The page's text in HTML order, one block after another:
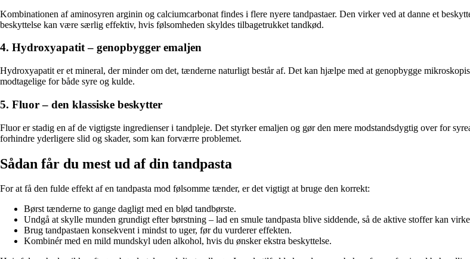
Kombinationen af aminosyren arginin og calciumcarbonat findes i flere nyere tandpastaer. Den virker ved at danne et
beskyttelse kan være særlig effektiv, hvis følsomheden skyldes tilbagetrukket tandkød.
4. Hydroxyapatit – genopbygger emaljen
Hydroxyapatit er et mineral, der minder om det, tænderne naturligt består af. Det kan hjælpe med at genopbygge
modtagelige for både syre og kulde.
5. Fluor – den klassiske beskytter
Fluor er stadig en af de vigtigste ingredienser i tandpleje. Det styrker emaljen og gør den mere modstandsdygtig over for
forhindre yderligere slid og skader, som kan forværre problemet.
Sådan får du mest ud af din tandpasta
For at få den fulde effekt af en tandpasta mod følsomme tænder, er det vigtigt at bruge den korrekt:
Børst tænderne to gange dagligt med en blød tandbørste.
Undgå at skylle munden grundigt efter børstning – lad en smule tandpasta blive siddende, så de aktive stoffer kan
Brug tandpastaen konsekvent i mindst to uger, før du vurderer effekten.
Kombinér med en mild mundskyl uden alkohol, hvis du ønsker ekstra beskyttelse.